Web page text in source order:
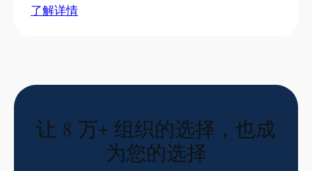
了解详情
让 8 万+ 组织的选择，也成
为您的选择